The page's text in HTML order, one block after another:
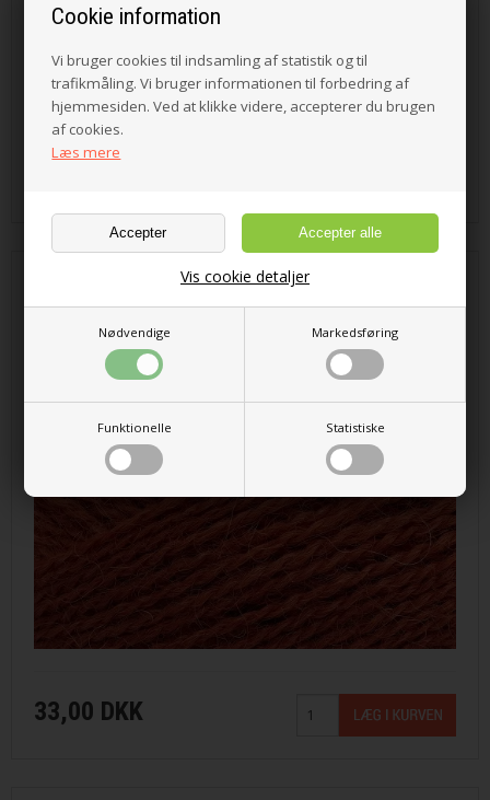
Cookie information
Vi bruger cookies til indsamling af statistik og til
trafikmåling. Vi bruger informationen til forbedring af
hjemmesiden. Ved at klikke videre, accepterer du brugen
af cookies.
Læs mere
Nødvendige Markedsføring
Funktionelle Statistiske
Vis cookie detaljer
Alva Fv. 375 Red Clay
33,00 DKK